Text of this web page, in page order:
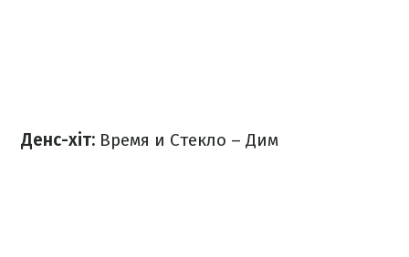
Денс-хіт: Время и Стекло – Дим